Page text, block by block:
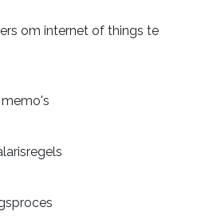
om internet of things te